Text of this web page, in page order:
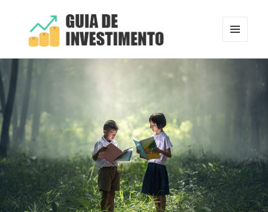
Guia de Investimento
E